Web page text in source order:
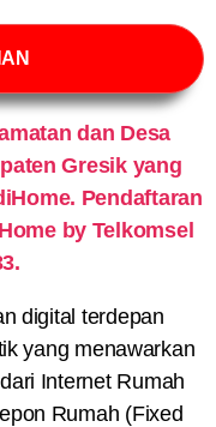
dan Desa
Gresik yang
Pendaftaran
by Telkomsel
digital terdepan
yang menawarkan
Internet Rumah
Rumah (Fixed